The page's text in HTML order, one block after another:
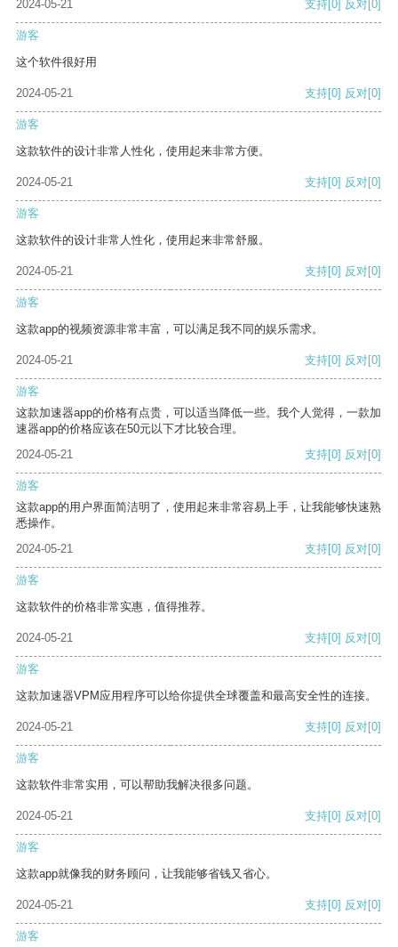
2024-05-21 支持 [0] 反对 [0]
游客
这个软件很好用
2024-05-21 支持[0] 反对[0]
游客
这款软件的设计非常人性化，使用起来非常方便。
2024-05-21 支持[0] 反对[0]
游客
这款软件的设计非常人性化，使用起来非常舒服。
2024-05-21 支持[0] 反对[0]
游客
这款app的视频资源非常丰富，可以满足我不同的娱乐需求。
2024-05-21 支持[0] 反对[0]
游客
这款加速器app的价格有点贵，可以适当降低一些。我个人觉得，一款加
速器app的价格应该在50元以下才比较合理。
2024-05-21
支持[0] 反对[0]
游客
这款app的用户界面简洁明了，使用起来非常容易上手，让我能够快速熟
悉操作。
2024-05-21
支持[0] 反对[0]
游客
这款软件的价格非常实惠，值得推荐。
2024-05-21 支持[0] 反对[0]
游客
这款加速器VPM应用程序可以给你提供全球覆盖和最高安全性的连接。
2024-05-21 支持[0] 反对[0]
游客
这款软件非常实用，可以帮助我解决很多问题。
2024-05-21 支持[0] 反对[0]
游客
这款app就像我的财务顾问，让我能够省钱又省心。
2024-05-21 支持[0] 反对[0]
游客